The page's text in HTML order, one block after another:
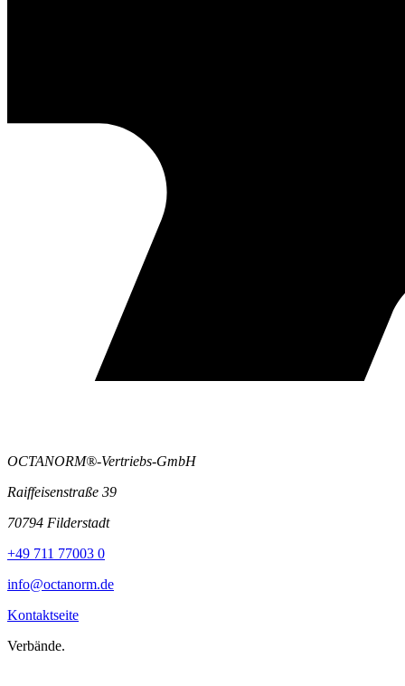
OCTANORM®-Vertriebs-GmbH
Raiffeisenstraße 39
70794 Filderstadt
+49 711 77003 0
info@octanorm.de
Kontaktseite
Verbände.